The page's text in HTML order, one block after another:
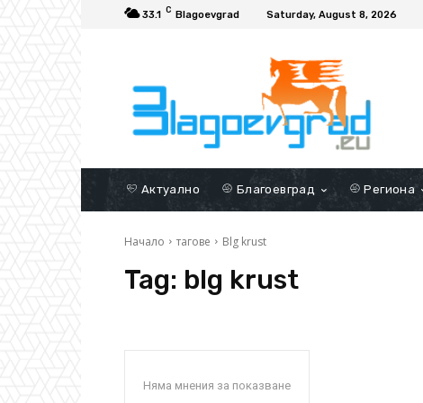
33.1 C Blagoevgrad Saturday, August 8, 2026
Актуално Благоевград Региона
Начало тагове Blg krust
Tag: blg krust
Няма мнения за показване